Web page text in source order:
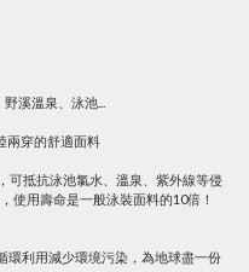
溪溫泉、泳池...
兩穿的舒適面料
可抵抗泳池氯水、溫泉、紫外線等侵
使用壽命是一般泳裝面料的10倍！
環利用減少環境污染，為地球盡一份